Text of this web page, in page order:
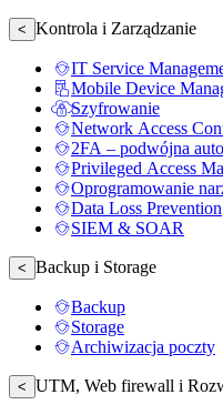
< Kontrola i Zarządzanie
IT Service
Mobile Device
Szyfrowanie
Network Access
2FA – podwójna
Privileged Access
Oprogramowanie
Data Loss Prevention
SIEM & SOAR
< Backup i Storage
Backup
Storage
Archiwizacja poczty
< UTM, Web firewall i